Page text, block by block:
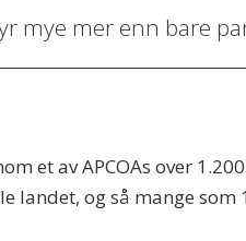
mye mer enn bare
et av APCOAs over
og så mange som